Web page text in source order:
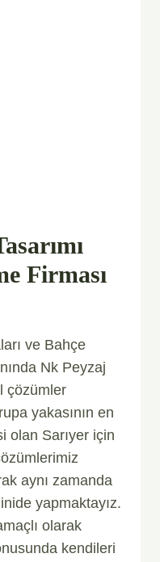
Firması
ve Bahçe
Nk Peyzaj
çözümler
yakasının en
olan Sarıyer için
aynı zamanda
yapmaktayız.
olarak
kendileri